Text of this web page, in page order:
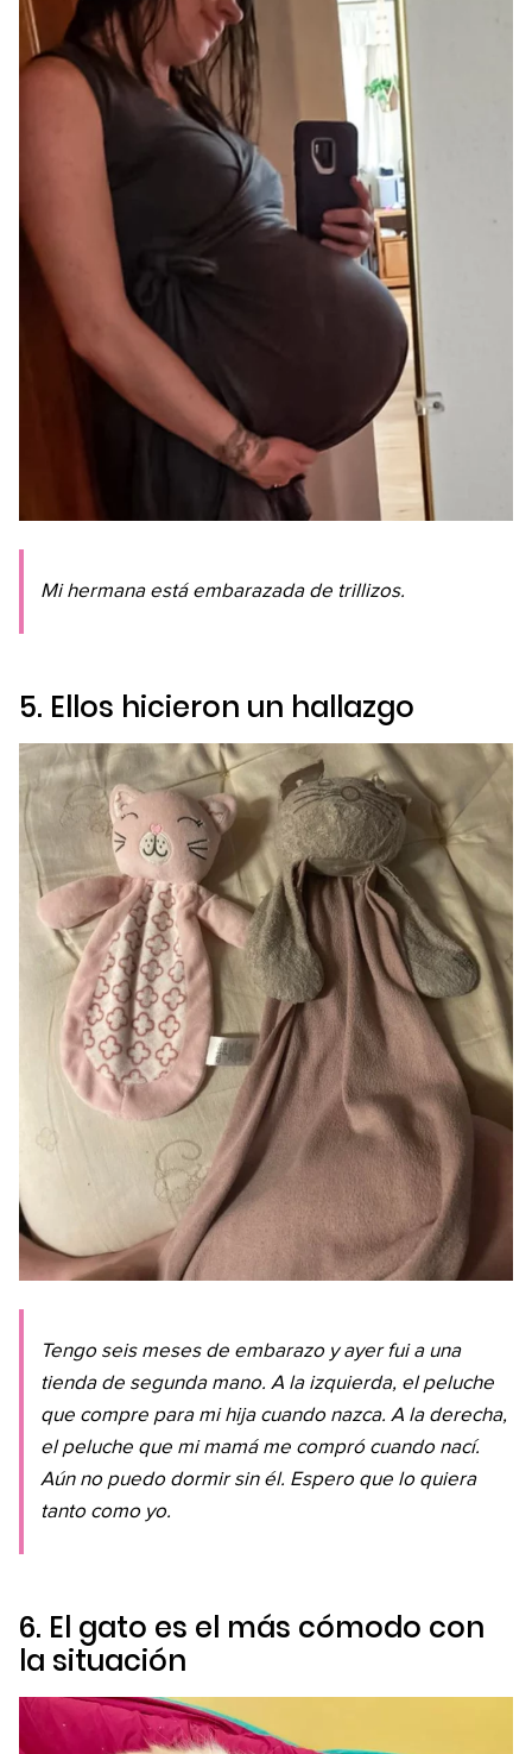
Mi hermana está embarazada de trillizos.
5. Ellos hicieron un hallazgo
Tengo seis meses de embarazo y ayer fui a una
tienda de segunda mano. A la izquierda, el peluche
que compre para mi hija cuando nazca. A la derecha,
el peluche que mi mamá me compró cuando nací.
Aún no puedo dormir sin él. Espero que lo quiera
tanto como yo.
6. El gato es el más cómodo con
la situación